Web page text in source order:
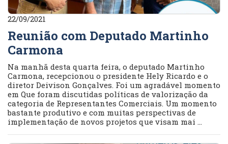
22/09/2021
Reunião com Deputado Martinho
Carmona
Na manhã desta quarta feira, o deputado Martinho
Carmona, recepcionou o presidente Hely Ricardo e o
diretor Deivison Gonçalves. Foi um agradável momento
em Que foram discutidas políticas de valorização da
categoria de Representantes Comerciais. Um momento
bastante produtivo e com muitas perspectivas de
implementação de novos projetos que visam mai ...